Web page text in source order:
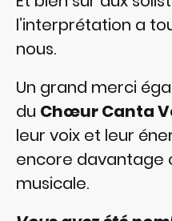
l’interprétation a
nous.
Un grand merci
du Chœur Canta
leur voix et leur
encore davantage
musicale.